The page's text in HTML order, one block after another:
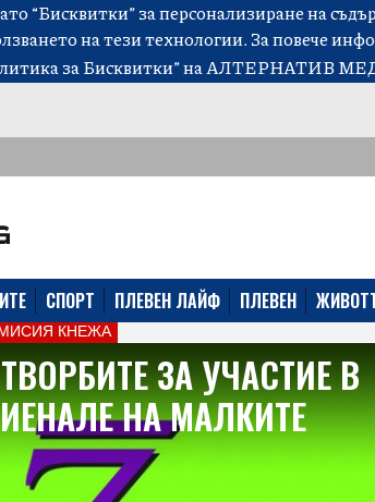
“Бисквитки” за персонализиране на
на тези технологии. За повече
за Бисквитки”на АЛТЕРНАТИВ
СПОРТ ПЛЕВЕН ЛАЙФ ПЛЕВЕН
КНЕЖА
ЗА УЧАСТИЕ В
НА МАЛКИТЕ